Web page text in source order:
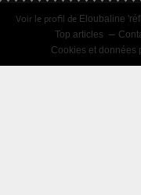
Voir le profil de Eloubaline
Top articles
Cookies et données